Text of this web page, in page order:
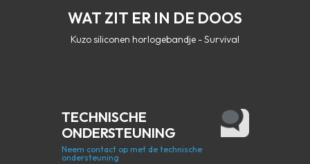
WAT ZIT ER IN DE DOOS
Kuzo siliconen horlogebandje - Survival
TECHNISCHE
ONDERSTEUNING
Neem contact op met de technische
ondersteuning